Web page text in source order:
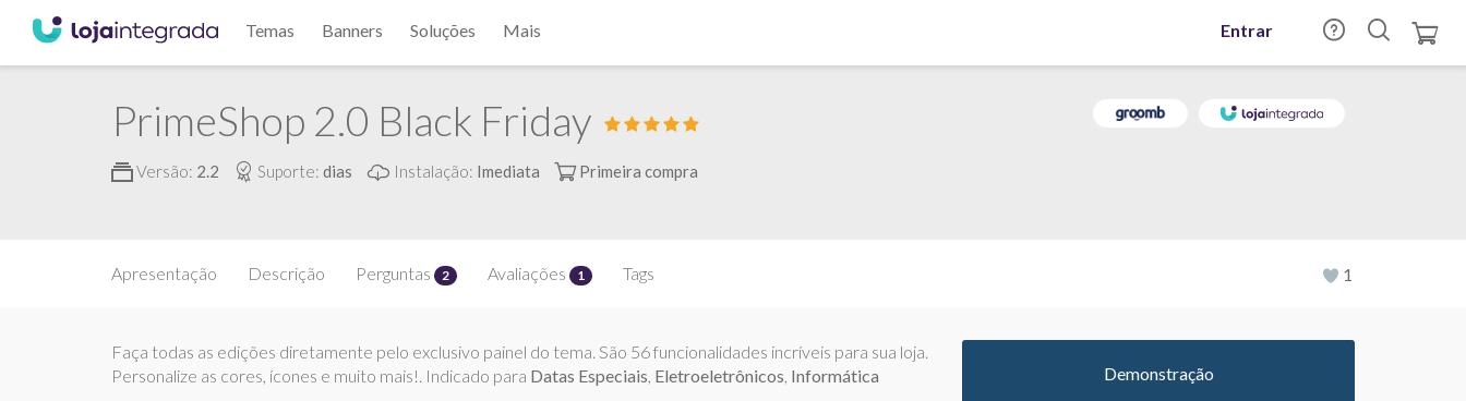
Temas Banners Soluções Mais Entrar
PrimeShop 2.0 Black Friday
Versão: 2.2 Suporte: dias Instalação: Imediata Primeira compra
Apresentação Descrição Perguntas 2 Avaliações 1 Tags 1
Faça todas as edições diretamente pelo exclusivo painel do tema. São 56 funcionalidades incríveis para sua loja.
Personalize as cores, ícones e muito mais!. Indicado para Datas Especiais, Eletroeletrônicos, Informática Demonstração